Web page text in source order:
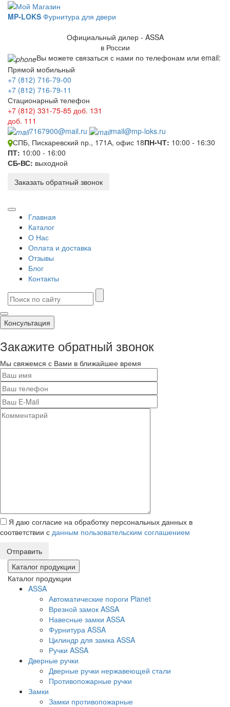
MP-LOKS Фурнитура для двери
Официальный дилер - ASSA
в России
Вы можете связаться с нами по телефонам или email:
Прямой мобильный
+7 (812) 716-79-00
+7 (812) 716-79-11
Стационарный телефон
+7 (812) 331-75-85 доб. 131
доб. 111
7167900@mail.ru
mail@mp-loks.ru
СПБ, Пискаревский пр., 171А, офис 18ПН-ЧТ: 10:00 - 16:30
ПТ: 10:00 - 16:00
СБ-ВС: выходной
Заказать обратный звонок
Главная
Каталог
О Нас
Оплата и доставка
Отзывы
Блог
Контакты
Консультация
Закажите обратный звонок
Мы свяжемся с Вами в ближайшее время
Я даю согласие на обработку персональных данных в
соответствии с данным пользовательским соглашением
Отправить
Каталог продукции
Каталог продукции
ASSA
Автоматические пороги Planet
Врезной замок ASSA
Навесные замки ASSA
Фурнитура ASSA
Цилиндр для замка ASSA
Ручки ASSA
Дверные ручки
Дверные ручки нержавеющей стали
Противопожарные ручки
Замки
Замки противопожарные